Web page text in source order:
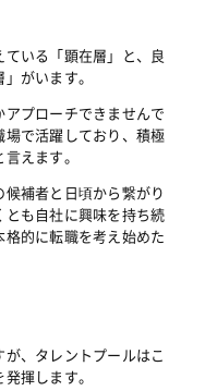
いる「顕在層」と、良
がいます。
プローチできませんで
場で活躍しており、積極
えます。
補者と日頃から繋がり
も自社に興味を持ち続
的に転職を考え始めた
、タレントプールはこ
揮します。